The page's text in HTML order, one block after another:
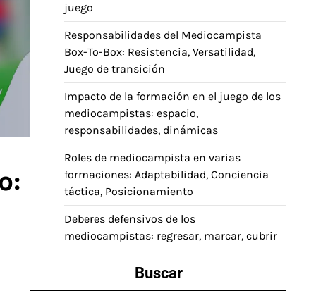
juego
Responsabilidades del Mediocampista
Box-To-Box: Resistencia, Versatilidad,
Juego de transición
Impacto de la formación en el juego de los
mediocampistas: espacio,
responsabilidades, dinámicas
Roles de mediocampista en varias
formaciones: Adaptabilidad, Conciencia
táctica, Posicionamiento
Deberes defensivos de los
mediocampistas: regresar, marcar, cubrir
Buscar